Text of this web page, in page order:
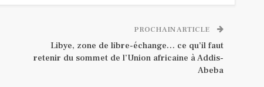
PROCHAIN ARTICLE
Libye, zone de libre-échange… ce qu’il faut
retenir du sommet de l’Union africaine à Addis-
Abeba